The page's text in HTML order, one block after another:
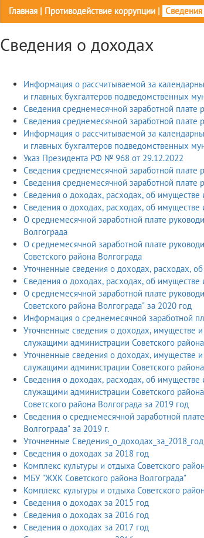
Главная| Противодействие коррупции|
Сведения о доходах
Информация о рассчитываемой за календарный год (2025 г.) среднемесячной заработной плате
и главных бухгалтеров подведомственных
Сведения среднемесячной заработной плате
Сведения среднемесячной заработной плате
Информация о рассчитываемой за календарный год (2024 г.) среднемесячной заработной плате
и главных бухгалтеров подведомственных
Указ Президента РФ № 968 от 29.12.2022
Сведения среднемесячной заработной плате
Сведения среднемесячной заработной плате
Сведения о доходах, расходах, об имуществе
Сведения о доходах, расходах, об имуществе
О среднемесячной заработной плате
Волгограда
О среднемесячной заработной плате
Советского района Волгограда
Уточненные сведения о доходах, расходах,
Сведения о доходах, расходах, об имуществе
О среднемесячной заработной плате
Советского района Волгограда" за 2020 год
Информация о среднемесячной заработной
Уточненные сведения о доходах, имуществе
Уточненные сведения о доходах, имуществе
Сведения о доходах, расходах, об
служащими администрации Советского
Советского района Волгограда за 2019 год
Сведения о среднемесячной заработной
Волгограда" за 2019 г.
Уточненные Сведения_о_доходах_за_2018_год
Сведения о доходах за 2018 год
Комплекс культуры и отдыха Советского
МБУ "ЖХК Советского района Волгограда"
Комплекс культуры и отдыха Советского
Сведения о доходах за 2015 год
Сведения о доходах за 2016 год
Сведения о доходах за 2017 год